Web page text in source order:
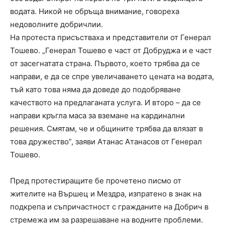
водата. Никой не обръща внимание, говореха
недоволните добричлии.
На протеста присъстваха и представители от Генерал
Тошево. „Генерал Тошево е част от Добруджа и е част
от засегнатата страна. Първото, което трябва да се
направи, е да се спре увеличаването цената на водата,
тъй като това няма да доведе до подобряване
качеството на предлаганата услуга. И второ – да се
направи кръгла маса за вземане на кардинални
решения. Смятам, че и общините трябва да влязат в
това дружество”, заяви Атанас Атанасов от Генерал
Тошево.
Пред протестиращите бе прочетено писмо от
жителите на Вършец и Мездра, изпратено в знак на
подкрепа и съпричастност с гражданите на Добрич в
стремежа им за разрешаване на водните проблеми.